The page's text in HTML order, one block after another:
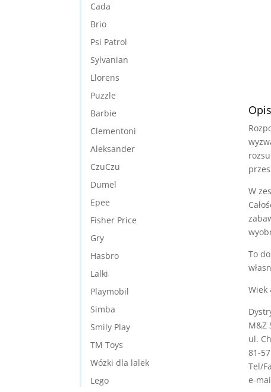
Cada
Brio
Psi Patrol
Sylvanian
Llorens
Puzzle
Barbie
Clementoni
Aleksander
CzuCzu
Dumel
Epee
Fisher Price
Gry
Hasbro
Lalki
Playmobil
Simba
Smily Play
TM Toys
Wózki dla lalek
Lego
Opis
W
To
Wiek
M&Z
ul.
81-
Tel/
e-